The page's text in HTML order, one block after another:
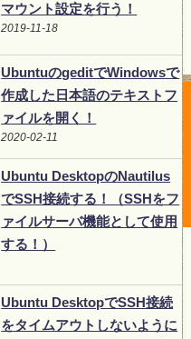
マウント設定を行う！
2019-11-18
UbuntuのgeditでWindowsで
作成した日本語のテキストフ
ァイルを開く！
2020-02-11
Ubuntu DesktopのNautilus
でSSH接続する！（SSHをフ
ァイルサーバ機能として使用
する！）
Ubuntu DesktopでSSH接続
をタイムアウトしないように